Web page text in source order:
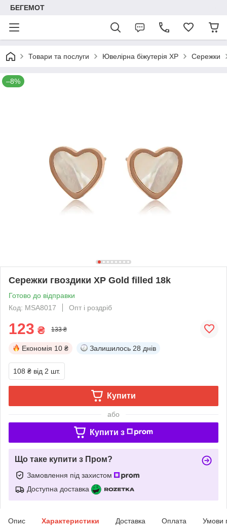
БЕГЕМОТ
Товари та послуги Ювелірна біжутерія XP Сережки
–8%
Сережки гвоздики ХР Gold filled 18k
Готово до відправки
Код: MSA8017
Опт і роздріб
123 ₴ 133 ₴
Економія 10 ₴ Залишилось 28 днів
108 ₴ від 2 шт.
Купити
або
Купити з
Що таке купити з Пром?
Замовлення під захистом
Доступна доставка
Опис Характеристики Доставка Оплата Умови